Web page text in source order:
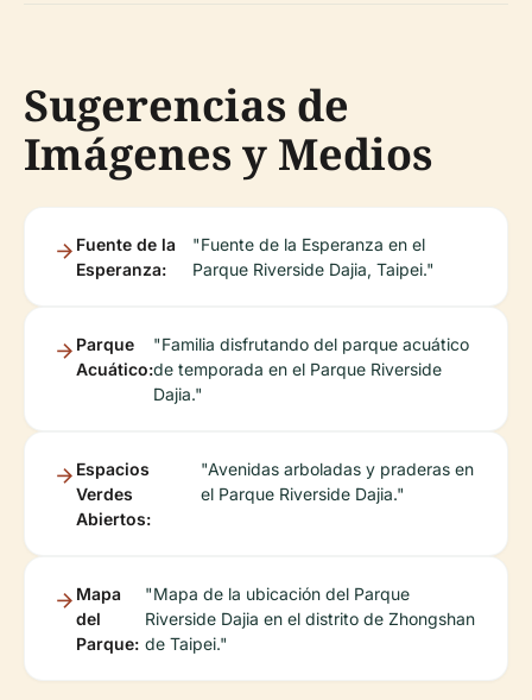
Sugerencias de
Imágenes y Medios
Fuente de la
Esperanza:
"Fuente de la Esperanza en el
Parque Riverside Dajia, Taipei."
Parque
Acuático:
"Familia disfrutando del parque acuático
de temporada en el Parque Riverside
Dajia."
Espacios
Verdes
Abiertos:
"Avenidas arboladas y praderas en
el Parque Riverside Dajia."
Mapa
del
Parque:
"Mapa de la ubicación del Parque
Riverside Dajia en el distrito de Zhongshan
de Taipei."